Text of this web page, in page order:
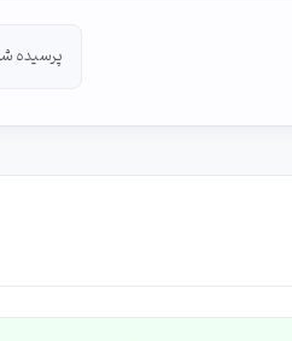
پرسیده شده در